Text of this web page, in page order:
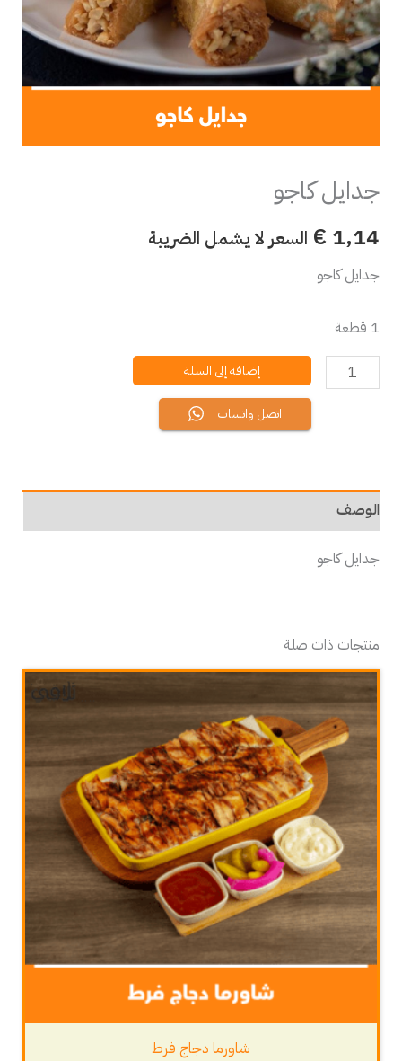
جدايل كاجو
€ 1,14 السعر لا يشمل الضريبة
جدايل كاجو
1 قطعة
إضافة إلى السلة
اتصل واتساب
الوصف
جدايل كاجو
منتجات ذات صلة
شاورما دجاج فرط